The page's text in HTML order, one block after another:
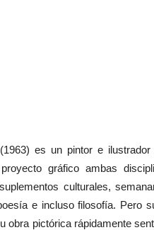
es un pintor e
gráfico ambas
culturales,
e incluso filosofía. Pero
obra pictórica rápidamente